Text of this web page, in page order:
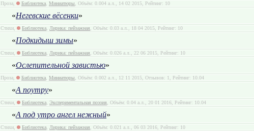
Проза, Библиотека, Миниатюры, Объём: 0.004 а.л., 14 02 2015, Рейтинг: 10
«Негевские вёсенки»
Стихи, Библиотека, Лирика: пейзажная, Объём: 0.03 а.л., 18 04 2015, Рейтинг: 10
«Подкидыш зимы»
Стихи, Библиотека, Лирика: пейзажная, Объём: 0.026 а.л., 22 06 2015, Рейтинг: 10
«Ослепительной завистью»
Проза, Библиотека, Миниатюры, Объём: 0.002 а.л., 12 11 2015, Отзывов: 1, Рейтинг: 10.04
«А поутру»
Стихи, Библиотека, Экспериментальная поэзия, Объём: 0.04 а.л., 20 01 2016, Рейтинг: 10.04
«А под утро ангел нежный»
Стихи, Библиотека, Лирика: пейзажная, Объём: 0.021 а.л., 06 03 2016, Рейтинг: 10